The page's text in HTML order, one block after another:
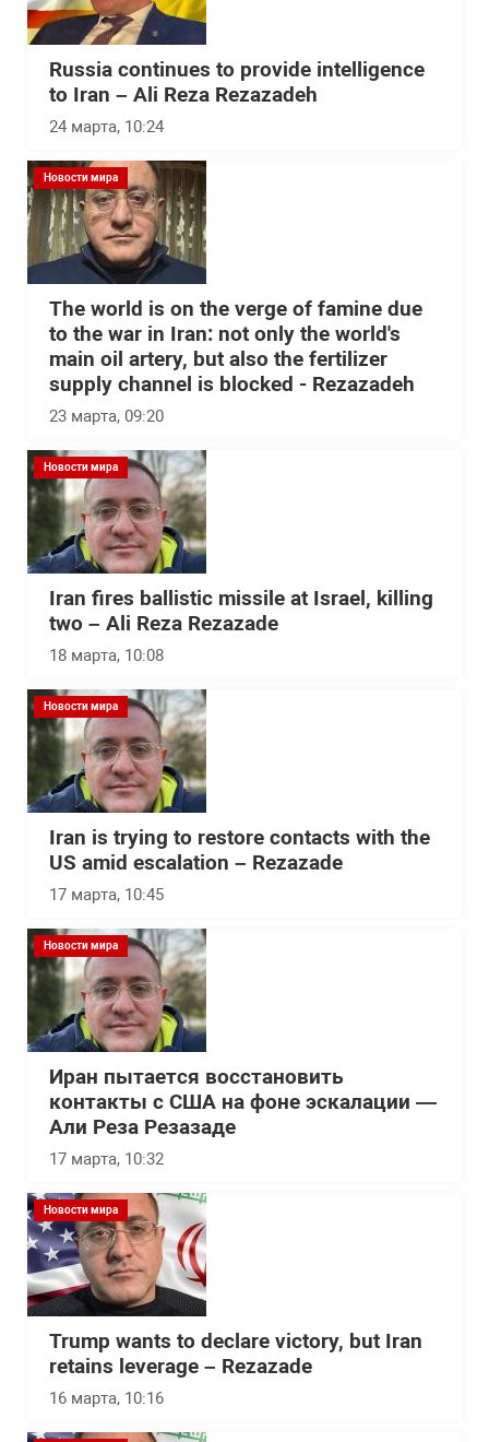
Russia continues to provide intelligence
to Iran – Ali Reza Rezazadeh
24 марта, 10:24
Новости мира
The world is on the verge of famine due
to the war in Iran: not only the world's
main oil artery, but also the fertilizer
supply channel is blocked - Rezazadeh
23 марта, 09:20
Новости мира
Iran fires ballistic missile at Israel, killing
two – Ali Reza Rezazade
18 марта, 10:08
Новости мира
Iran is trying to restore contacts with the
US amid escalation – Rezazade
17 марта, 10:45
Новости мира
Иран пытается восстановить
контакты с США на фоне эскалации —
Али Реза Резазаде
17 марта, 10:32
Новости мира
Trump wants to declare victory, but Iran
retains leverage – Rezazade
16 марта, 10:16